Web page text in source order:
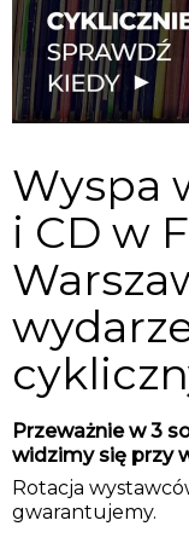
Wyspa
i CD w
Przeważnie w 3
widzimy się przy
Rotacja
gwarantujemy.